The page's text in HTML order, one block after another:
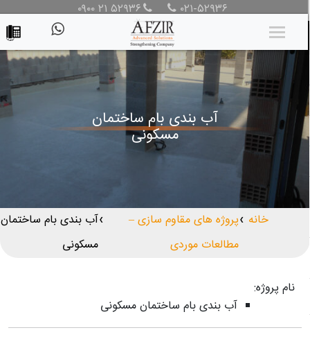
۰۲۱-۵۲۹۳۶ ۰۹۰۰ ۲۱ ۵۲۹۳۶
آب بندی بام ساختمان
مسکونی
خانه ❯پروژه های مقاوم سازی –
مطالعات موردی
❯آب بندی بام ساختمان
مسکونی
نام پروژه:
آب بندی بام ساختمان مسکونی